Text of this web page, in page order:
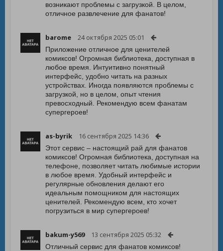
возникают проблемы с загрузкой. В целом,
отличное развлечение для фанатов!
barome 24 октября 2025 05:01
Приложение отличное для ценителей
комиксов! Огромная библиотека, доступная в
любое время. Интуитивно понятный
интерфейс, удобно читать на разных
устройствах. Иногда появляются проблемы с
загрузкой, но в целом, опыт чтения
превосходный. Рекомендую всем фанатам
супергероев!
as-byrik 16 сентября 2025 14:36
Этот сервис – настоящий рай для фанатов
комиксов! Огромная библиотека, доступная на
телефоне, позволяет читать любимые истории
в любое время. Удобный интерфейс и
регулярные обновления делают его
идеальным помощником для настоящих
ценителей. Рекомендую всем, кто хочет
погрузиться в мир супергероев!
bakum-y569 13 сентября 2025 05:32
Отличный сервис для фанатов комиксов!